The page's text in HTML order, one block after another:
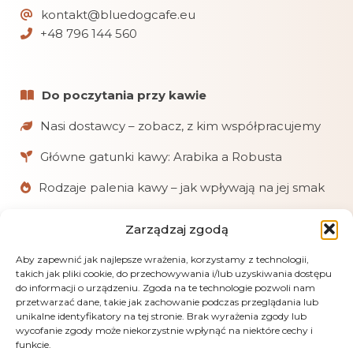
Zarządzaj zgodą
Aby zapewnić jak najlepsze wrażenia, korzystamy z technologii,
takich jak pliki cookie, do przechowywania i/lub uzyskiwania dostępu
do informacji o urządzeniu. Zgoda na te technologie pozwoli nam
przetwarzać dane, takie jak zachowanie podczas przeglądania lub
unikalne identyfikatory na tej stronie. Brak wyrażenia zgody lub
wycofanie zgody może niekorzystnie wpłynąć na niektóre cechy i
funkcje.
kontakt@bluedogcafe.eu
+48 796 144 560
Do poczytania przy kawie
Nasi dostawcy – zobacz, z kim współpracujemy
Główne gatunki kawy: Arabika a Robusta
Rodzaje palenia kawy – jak wpływają na jej smak
Chętnie pomagamy klientom w doborze kaw
i akcesoriów.
Realizujemy zamówienia online, mailowe
i telefoniczne.